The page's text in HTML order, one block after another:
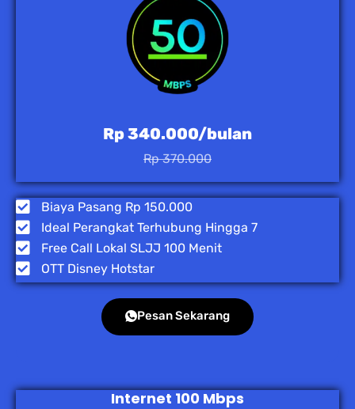
Rp 340.000/bulan
Rp 370.000
Biaya Pasang Rp 150.000
Ideal Perangkat Terhubung Hingga 7
Free Call Lokal SLJJ 100 Menit
OTT Disney Hotstar
Pesan Sekarang
Internet 100 Mbps